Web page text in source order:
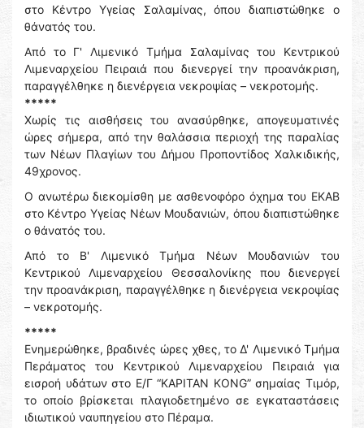
στο Κέντρο Υγείας Σαλαμίνας, όπου διαπιστώθηκε ο
θάνατός του.
Από το Γ' Λιμενικό Τμήμα Σαλαμίνας του Κεντρικού
Λιμεναρχείου Πειραιά που διενεργεί την προανάκριση,
παραγγέλθηκε η διενέργεια νεκροψίας – νεκροτομής.
*****
Χωρίς τις αισθήσεις του ανασύρθηκε, απογευματινές
ώρες σήμερα, από την θαλάσσια περιοχή της παραλίας
των Νέων Πλαγίων του Δήμου Προποντίδος Χαλκιδικής,
49χρονος.
Ο ανωτέρω διεκομίσθη με ασθενοφόρο όχημα του ΕΚΑΒ
στο Κέντρο Υγείας Νέων Μουδανιών, όπου διαπιστώθηκε
ο θάνατός του.
Από το Β' Λιμενικό Τμήμα Νέων Μουδανιών του
Κεντρικού Λιμεναρχείου Θεσσαλονίκης που διενεργεί
την προανάκριση, παραγγέλθηκε η διενέργεια νεκροψίας
– νεκροτομής.
*****
Ενημερώθηκε, βραδινές ώρες χθες, το Δ' Λιμενικό Τμήμα
Περάματος του Κεντρικού Λιμεναρχείου Πειραιά για
εισροή υδάτων στο Ε/Γ “KAPITAN KONG” σημαίας Τιμόρ,
το οποίο βρίσκεται πλαγιοδετημένο σε εγκαταστάσεις
ιδιωτικού ναυπηγείου στο Πέραμα.